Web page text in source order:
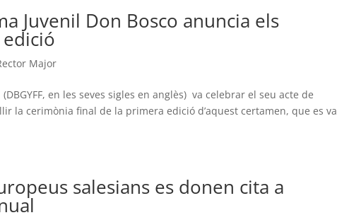
Juvenil Don Bosco anuncia els
Major
en les seves sigles en anglès) va celebrar el seu acte de
la cerimònia final de la primera edició d’aquest certamen, que es va
salesians es donen cita a